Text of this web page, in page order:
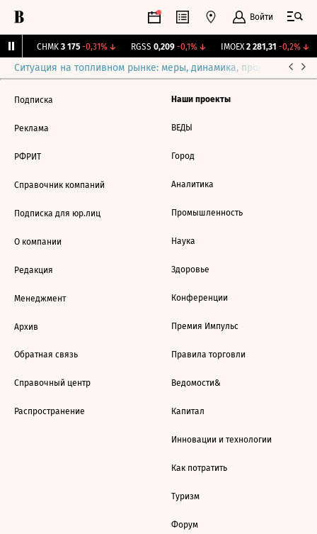
Войти
CHMK 3 175 -0,31%↓ RGSS 0,209 -0,1%↓ IMOEX 2 281,31 -0,2%↓
Ситуация на топливном рынке: меры, динамика, прогнозы
Подписка
Реклама
РФРИТ
Справочник компаний
Подписка для юр.лиц
О компании
Редакция
Менеджмент
Архив
Обратная связь
Справочный центр
Распространение
Наши проекты
ВЕДЫ
Город
Аналитика
Промышленность
Наука
Здоровье
Конференции
Премия Импульс
Правила торговли
Ведомости&
Капитал
Инновации и технологии
Как потратить
Туризм
Форум